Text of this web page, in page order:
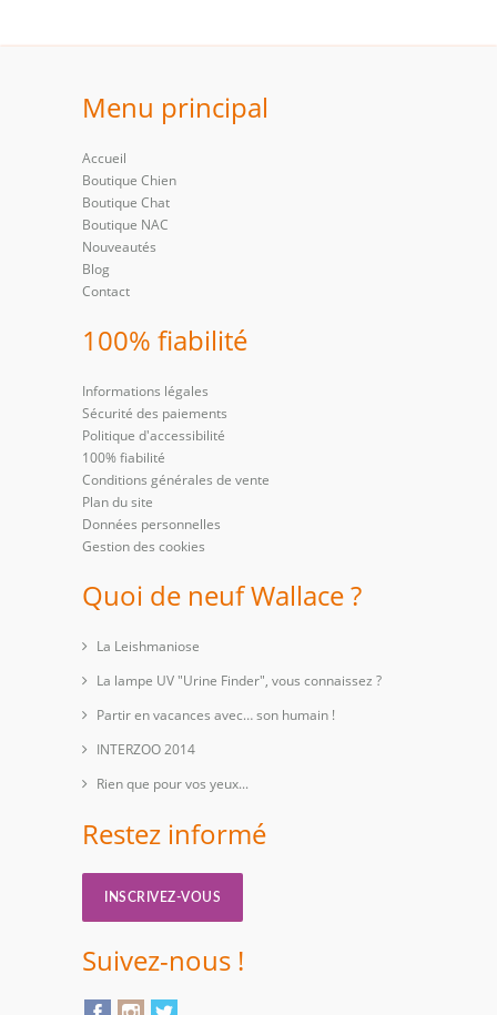
Menu principal
Accueil
Boutique Chien
Boutique Chat
Boutique NAC
Nouveautés
Blog
Contact
100% fiabilité
Informations légales
Sécurité des paiements
Politique d'accessibilité
100% fiabilité
Conditions générales de vente
Plan du site
Données personnelles
Gestion des cookies
Quoi de neuf Wallace ?
La Leishmaniose
La lampe UV "Urine Finder", vous connaissez ?
Partir en vacances avec… son humain !
INTERZOO 2014
Rien que pour vos yeux...
Restez informé
INSCRIVEZ-VOUS
Suivez-nous !